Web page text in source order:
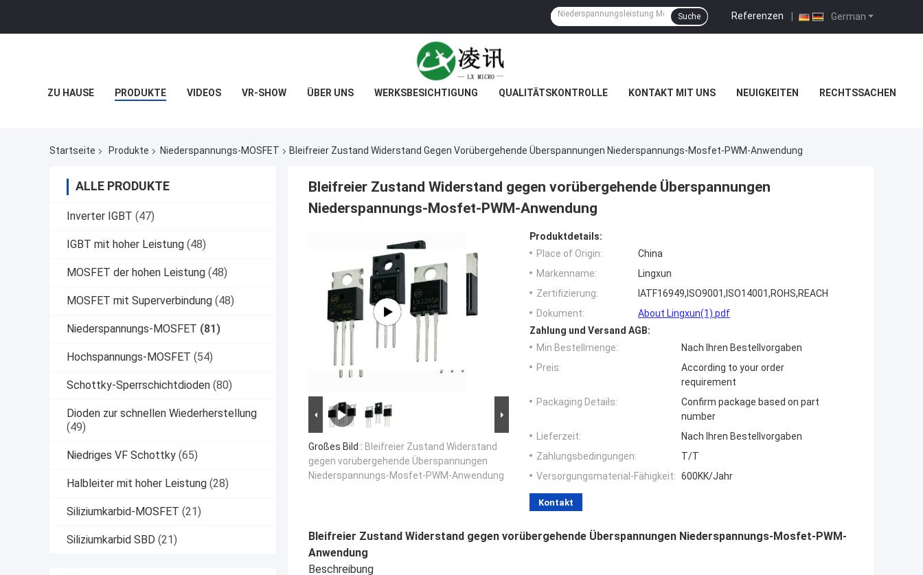
German
Referenzen |
Suche
ZU HAUSE PRODUKTE VIDEOS VR-SHOW ÜBER UNS WERKSBESICHTIGUNG QUALITÄTSKONTROLLE KONTAKT MIT UNS NEUIGKEITEN RECHTSSACHEN
Startseite Produkte Niederspannungs-MOSFET Bleifreier Zustand Widerstand Gegen Vorübergehende Überspannungen Niederspannungs-Mosfet-PWM-Anwendung
ALLE PRODUKTE
Inverter IGBT (47)
IGBT mit hoher Leistung (48)
MOSFET der hohen Leistung (48)
MOSFET mit Superverbindung (48)
Niederspannungs-MOSFET (81)
Hochspannungs-MOSFET (54)
Schottky-Sperrschichtdioden (80)
Dioden zur schnellen Wiederherstellung
(49)
Niedriges VF Schottky (65)
Halbleiter mit hoher Leistung (28)
Siliziumkarbid-MOSFET (21)
Siliziumkarbid SBD (21)
Bleifreier Zustand Widerstand gegen vorübergehende Überspannungen
Niederspannungs-Mosfet-PWM-Anwendung
Großes Bild : Bleifreier Zustand Widerstand
gegen vorübergehende Überspannungen
Niederspannungs-Mosfet-PWM-Anwendung
Produktdetails:
Place of Origin:
China
Markenname:
Lingxun
Zertifizierung:
IATF16949,ISO9001,ISO14001,ROHS,REACH
Dokument:
About Lingxun(1).pdf
Zahlung und Versand AGB:
Min Bestellmenge:
Nach Ihren Bestellvorgaben
Preis:
According to your order
requirement
Packaging Details:
Confirm package based on part
number
Lieferzeit:
Nach Ihren Bestellvorgaben
Zahlungsbedingungen:
T/T
Versorgungsmaterial-Fähigkeit: 600KK/Jahr
Kontakt
Bleifreier Zustand Widerstand gegen vorübergehende Überspannungen Niederspannungs-Mosfet-PWM-
Anwendung
Beschreibung